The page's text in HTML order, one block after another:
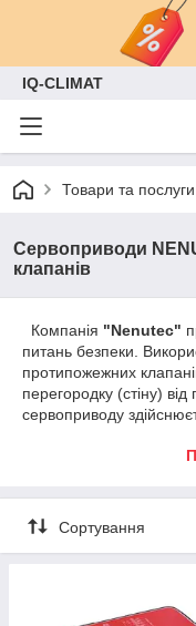
IQ-CLIMAT
Товари та послуги
Сервоприводи
клапанів
Компанія "Nenutec"
питань безпеки.
протипожежних
перегородку (стіну)
сервоприводу
клапана. Іншим типом
вони виконують роль
задимленням будівлі,
евакуації населення у
Сортування